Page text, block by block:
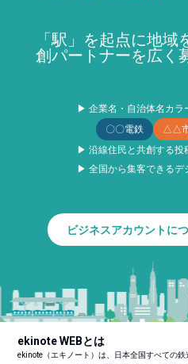
「駅」を起点に地
創パートナーを広く
▶ 企業名・自治体名カラ
〇〇電鉄
△△
▶ 沿線住民と共創する投
▶ 全国から集客できるデ
ビジネスアカウントに
ekinote WEBとは
ekinote（エキノート）は、日本全国すべての